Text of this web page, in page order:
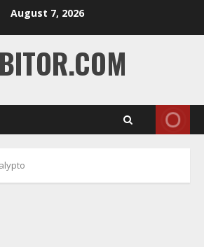
August 7, 2026